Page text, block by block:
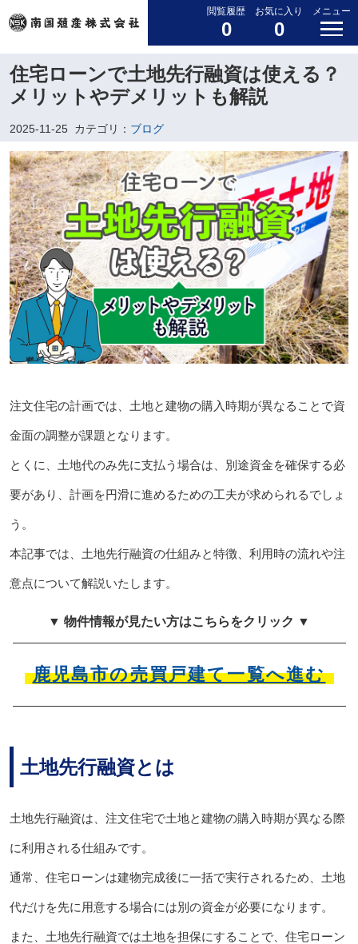
閲覧履歴
0
お気に入り
0
メニュー
住宅ローンで土地先行融資は使える？
メリットやデメリットも解説
2025-11-25 カテゴリ： ブログ
注文住宅の計画では、土地と建物の購入時期が異なることで資
金面の調整が課題となります。
とくに、土地代のみ先に支払う場合は、別途資金を確保する必
要があり、計画を円滑に進めるための工夫が求められるでしょ
う。
本記事では、土地先行融資の仕組みと特徴、利用時の流れや注
意点について解説いたします。
▼ 物件情報が見たい方はこちらをクリック ▼
鹿児島市の売買戸建て一覧へ進む
土地先行融資とは
土地先行融資は、注文住宅で土地と建物の購入時期が異なる際
に利用される仕組みです。
通常、住宅ローンは建物完成後に一括で実行されるため、土地
代だけを先に用意する場合には別の資金が必要になります。
また、土地先行融資では土地を担保にすることで、住宅ローン